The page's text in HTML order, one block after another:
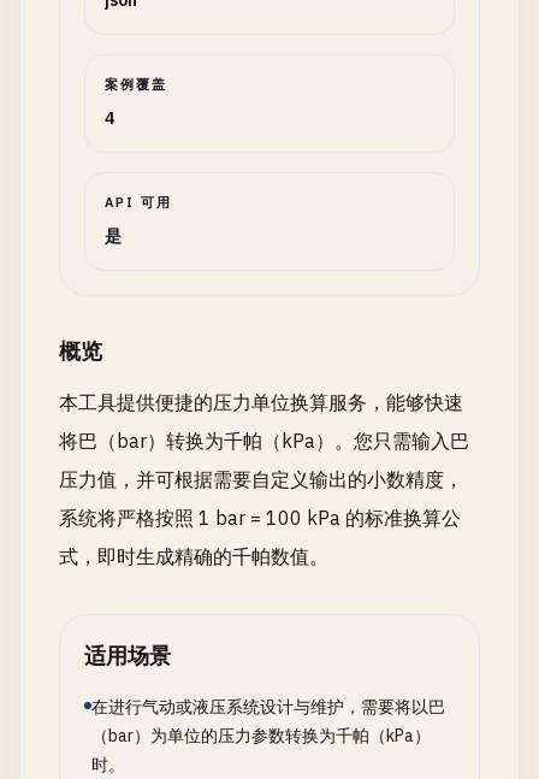
案例覆盖
4
API 可用
是
概览
本工具提供便捷的压力单位换算服务，能够快速
将巴（bar）转换为千帕（kPa）。您只需输入巴
压力值，并可根据需要自定义输出的小数精度，
系统将严格按照 1 bar = 100 kPa 的标准换算公
式，即时生成精确的千帕数值。
适用场景
在进行气动或液压系统设计与维护，需要将以巴
（bar）为单位的压力参数转换为千帕（kPa）
时。